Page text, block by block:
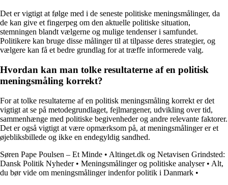
Det er vigtigt at følge med i de seneste politiske meningsmålinger, da
de kan give et fingerpeg om den aktuelle politiske situation,
stemningen blandt vælgerne og mulige tendenser i samfundet.
Politikere kan bruge disse målinger til at tilpasse deres strategier, og
vælgere kan få et bedre grundlag for at træffe informerede valg.
Hvordan kan man tolke resultaterne af en politisk
meningsmåling korrekt?
For at tolke resultaterne af en politisk meningsmåling korrekt er det
vigtigt at se på metodegrundlaget, fejlmargener, udvikling over tid,
sammenhænge med politiske begivenheder og andre relevante faktorer.
Det er også vigtigt at være opmærksom på, at meningsmålinger er et
øjebliksbillede og ikke en endegyldig sandhed.
Søren Pape Poulsen – Et Minde • Altinget.dk og Netavisen Grindsted:
Dansk Politik Nyheder• Meningsmålinger og politiske analyser• Alt,
du bør vide om meningsmålinger indenfor politik i Danmark •